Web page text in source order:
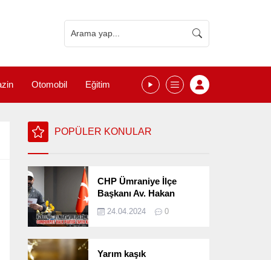
Otomobil Eğitim
POPÜLER KONULAR
CHP Ümraniye İlçe
Başkanı Av. Hakan
Seçimlerini
24.04.2024 0
Yarım kaşık